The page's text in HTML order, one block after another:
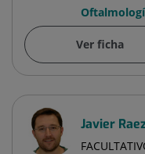
Ver ficha
Javier